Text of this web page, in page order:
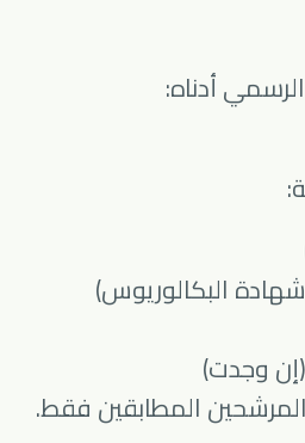
أدناه:
البكالوريوس)
وجدت)
المطابقين فقط.